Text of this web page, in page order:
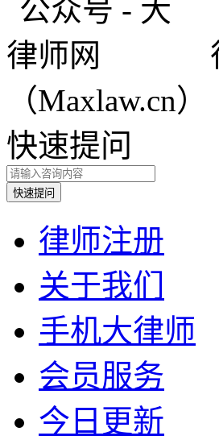
快速提问
律师注册
关于我们
手机大律师
会员服务
今日更新